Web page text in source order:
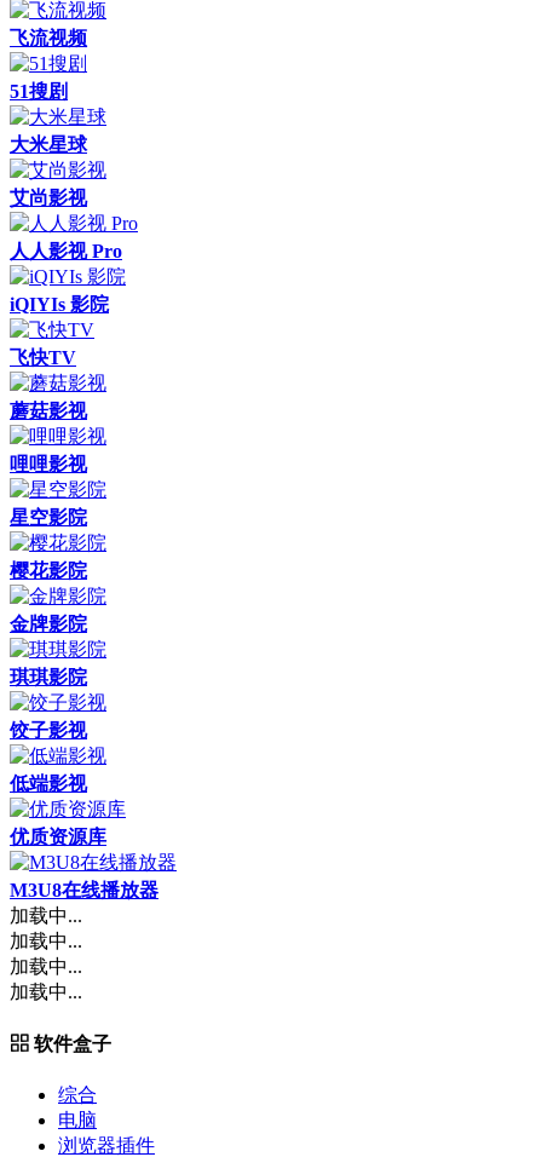
飞流视频
51搜剧
大米星球
艾尚影视
人人影视 Pro
iQIYIs 影院
飞快TV
蘑菇影视
哩哩影视
星空影院
樱花影院
金牌影院
琪琪影院
饺子影视
低端影视
优质资源库
M3U8在线播放器
加载中...
加载中...
加载中...
加载中...
软件盒子
综合
电脑
浏览器插件